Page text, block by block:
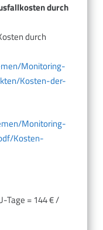
durch
durch
Monitoring-
Kosten-der-
Monitoring-
Kosten-
Tage = 144 € /